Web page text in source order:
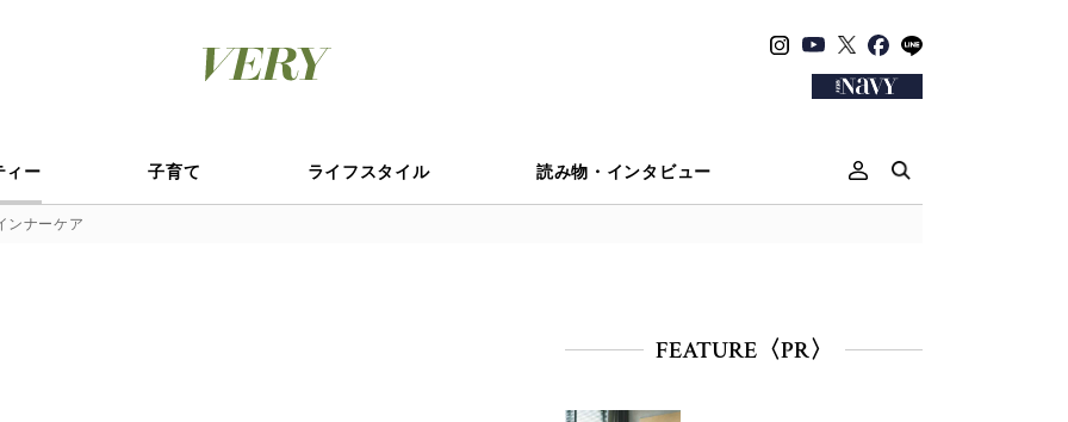
ィー 子育て ライフスタイル 読み物・インタビュー
ンナーケア
FEATURE〈PR〉